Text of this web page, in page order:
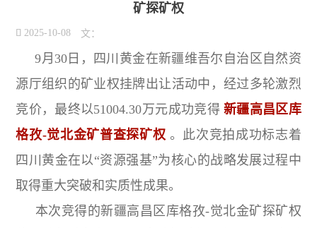
矿探矿权
 2025-10-08 文：
9月30日，四川黄金在新疆维吾尔自治区自然资
源厅组织的矿业权挂牌出让活动中，经过多轮激烈
竞价，最终以51004.30万元成功竞得 新疆高昌区库
格孜-觉北金矿普查探矿权 。此次竞拍成功标志着
四川黄金在以“资源强基”为核心的战略发展过程中
取得重大突破和实质性成果。
本次竞得的新疆高昌区库格孜-觉北金矿探矿权